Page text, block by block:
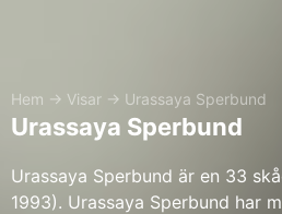
Hem → Visar → Urassaya Sperbund
Urassaya Sperbund
Urassaya Sperbund är en 33
1993). Urassaya Sperbund har